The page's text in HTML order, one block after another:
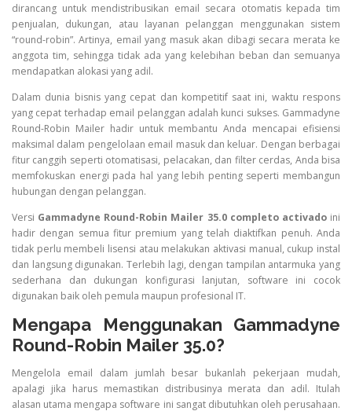
dirancang untuk mendistribusikan email secara otomatis kepada tim
penjualan, dukungan, atau layanan pelanggan menggunakan sistem
“round-robin”. Artinya, email yang masuk akan dibagi secara merata ke
anggota tim, sehingga tidak ada yang kelebihan beban dan semuanya
mendapatkan alokasi yang adil.
Dalam dunia bisnis yang cepat dan kompetitif saat ini, waktu respons
yang cepat terhadap email pelanggan adalah kunci sukses. Gammadyne
Round-Robin Mailer hadir untuk membantu Anda mencapai efisiensi
maksimal dalam pengelolaan email masuk dan keluar. Dengan berbagai
fitur canggih seperti otomatisasi, pelacakan, dan filter cerdas, Anda bisa
memfokuskan energi pada hal yang lebih penting seperti membangun
hubungan dengan pelanggan.
Versi Gammadyne Round-Robin Mailer 35.0 completo activadoini
hadir dengan semua fitur premium yang telah diaktifkan penuh. Anda
tidak perlu membeli lisensi atau melakukan aktivasi manual, cukup instal
dan langsung digunakan. Terlebih lagi, dengan tampilan antarmuka yang
sederhana dan dukungan konfigurasi lanjutan, software ini cocok
digunakan baik oleh pemula maupun profesional IT.
Mengapa Menggunakan Gammadyne
Round-Robin Mailer 35.0?
Mengelola email dalam jumlah besar bukanlah pekerjaan mudah,
apalagi jika harus memastikan distribusinya merata dan adil. Itulah
alasan utama mengapa software ini sangat dibutuhkan oleh perusahaan.